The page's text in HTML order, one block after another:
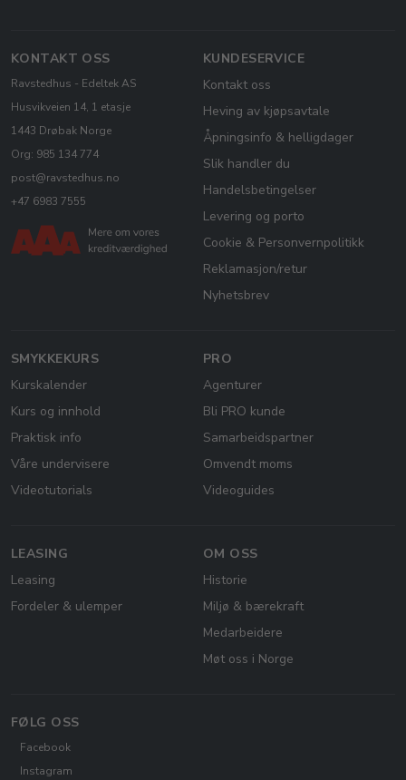
KONTAKT OSS
Ravstedhus - Edeltek AS
Husvikveien 14, 1 etasje
1443 Drøbak Norge
Org: 985 134 774
post@ravstedhus.no
+47 6983 7555
KUNDESERVICE
Kontakt oss
Heving av kjøpsavtale
Åpningsinfo & helligdager
Slik handler du
Handelsbetingelser
Levering og porto
Cookie & Personvernpolitikk
Reklamasjon/retur
Nyhetsbrev
SMYKKEKURS
Kurskalender
Kurs og innhold
Praktisk info
Våre undervisere
Videotutorials
PRO
Agenturer
Bli PRO kunde
Samarbeidspartner
Omvendt moms
Videoguides
LEASING
Leasing
Fordeler & ulemper
OM OSS
Historie
Miljø & bærekraft
Medarbeidere
Møt oss i Norge
FØLG OSS
Facebook
Instagram